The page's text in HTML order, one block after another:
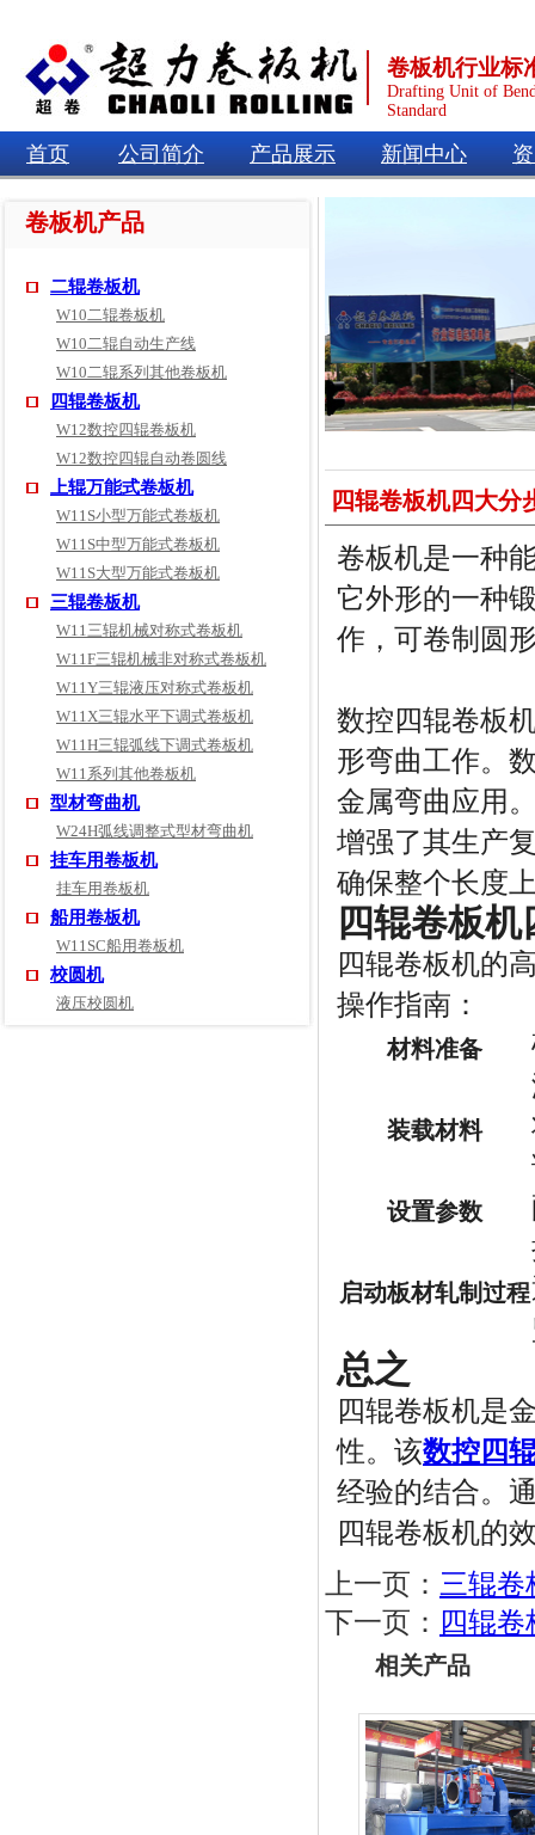
卷板机行业标
Drafting Unit of
Standard
首页 公司简介 产品展示 新闻中心
卷板机产品
二辊卷板机
W10二辊卷板机
W10二辊自动生产线
W10二辊系列其他卷板机
四辊卷板机
W12数控四辊卷板机
W12数控四辊自动卷圆线
上辊万能式卷板机
W11S小型万能式卷板机
W11S中型万能式卷板机
W11S大型万能式卷板机
三辊卷板机
W11三辊机械对称式卷板机
W11F三辊机械非对称式卷板机
W11Y三辊液压对称式卷板机
W11X三辊水平下调式卷板机
W11H三辊弧线下调式卷板机
W11系列其他卷板机
型材弯曲机
W24H弧线调整式型材弯曲机
挂车用卷板机
挂车用卷板机
船用卷板机
W11SC船用卷板机
校圆机
液压校圆机
四辊卷板机四大分
卷板机是一种
它外形的一种
作，可卷制圆
数控四辊卷板
形弯曲工作。
金属弯曲应用
增强了其生产
确保整个长度
四辊卷板
四辊卷板机的
操作指南：
材料准备
装载材料
设置参数
启动板材轧制过程
总之
四辊卷板机是
性。该数控四
经验的结合。
四辊卷板机的
上一页： 三辊卷
下一页： 四辊
相关产品